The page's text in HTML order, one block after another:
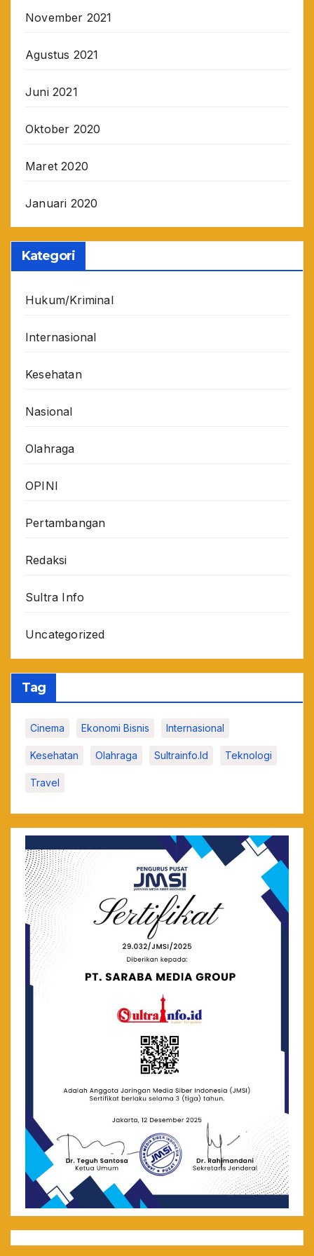
November 2021
Agustus 2021
Juni 2021
Oktober 2020
Maret 2020
Januari 2020
Kategori
Hukum/Kriminal
Internasional
Kesehatan
Nasional
Olahraga
OPINI
Pertambangan
Redaksi
Sultra Info
Uncategorized
Tag
Cinema Ekonomi Bisnis Internasional
Kesehatan Olahraga Sultrainfo.id Teknologi
Travel